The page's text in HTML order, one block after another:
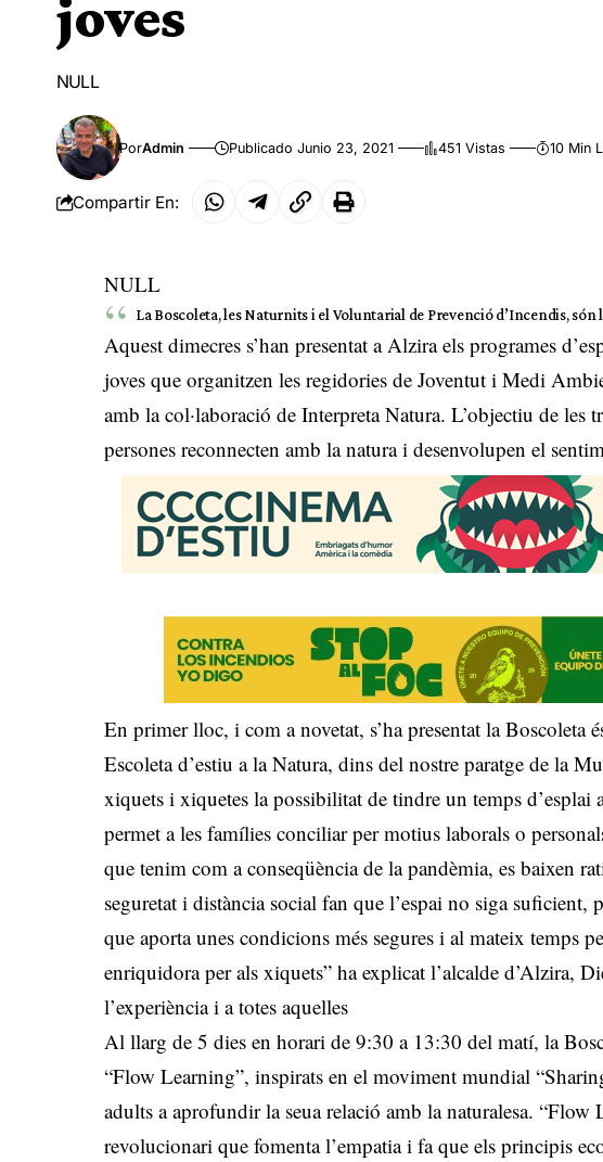
joves
NULL
PorAdmin Publicado Junio 23, 2021 451 Vistas 10 Min
Compartir En:
NULL
La Boscoleta, les Naturnits i el Voluntarial de Prevenció d’Incendis,
Aquest dimecres s’han presentat a Alzira els programes
joves que organitzen les regidories de Joventut i Medi
amb la col·laboració de Interpreta Natura. L’objectiu de les
persones reconnecten amb la natura i desenvolupen el
En primer lloc, i com a novetat, s’ha presentat la Boscoleta
Escoleta d’estiu a la Natura, dins del nostre paratge de la
xiquets i xiquetes la possibilitat de tindre un temps d’esplai
permet a les famílies conciliar per motius laborals o
que tenim com a conseqüència de la pandèmia, es baixen
seguretat i distància social fan que l’espai no siga suficient,
que aporta unes condicions més segures i al mateix temps
enriquidora per als xiquets” ha explicat l’alcalde d’Alzira,
l’experiència i a totes aquelles
Al llarg de 5 dies en horari de 9:30 a 13:30 del matí, la
“Flow Learning”, inspirats en el moviment mundial
adults a aprofundir la seua relació amb la naturalesa. “Flow
revolucionari que fomenta l’empatia i fa que els principis